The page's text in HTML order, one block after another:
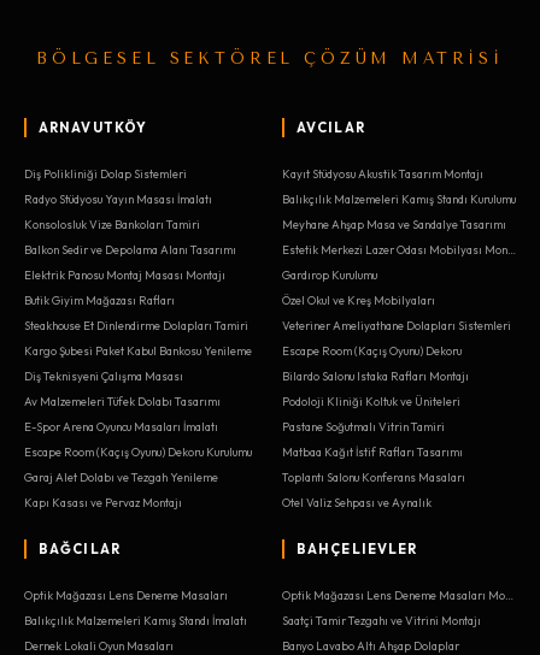
BÖLGESEL SEKTÖREL ÇÖZÜM MATRİSİ
ARNAVUTKÖY
Diş Polikliniği Dolap Sistemleri
Radyo Stüdyosu Yayın Masası İmalatı
Konsolosluk Vize Bankoları Tamiri
Balkon Sedir ve Depolama Alanı Tasarımı
Elektrik Panosu Montaj Masası Montajı
Butik Giyim Mağazası Rafları
Steakhouse Et Dinlendirme Dolapları Tamiri
Kargo Şubesi Paket Kabul Bankosu Yenileme
Diş Teknisyeni Çalışma Masası
Av Malzemeleri Tüfek Dolabı Tasarımı
E-Spor Arena Oyuncu Masaları İmalatı
Escape Room (Kaçış Oyunu) Dekoru Kurulumu
Garaj Alet Dolabı ve Tezgah Yenileme
Kapı Kasası ve Pervaz Montajı
AVCILAR
Kayıt Stüdyosu Akustik Tasarım Montajı
Balıkçılık Malzemeleri Kamış Standı Kurulumu
Meyhane Ahşap Masa ve Sandalye Tasarımı
Gardırop Kurulumu
Özel Okul ve Kreş Mobilyaları
Veteriner Ameliyathane Dolapları Sistemleri
Escape Room (Kaçış Oyunu) Dekoru
Bilardo Salonu Istaka Rafları Montajı
Podoloji Kliniği Koltuk ve Üniteleri
Pastane Soğutmalı Vitrin Tamiri
Matbaa Kağıt İstif Rafları Tasarımı
Toplantı Salonu Konferans Masaları
Otel Valiz Sehpası ve Aynalık
BAĞCILAR
Optik Mağazası Lens Deneme Masaları
Balıkçılık Malzemeleri Kamış Standı İmalatı
Dernek Lokali Oyun Masaları
BAHÇELIEVLER
Saatçi Tamir Tezgahı ve Vitrini Montajı
Banyo Lavabo Altı Ahşap Dolaplar